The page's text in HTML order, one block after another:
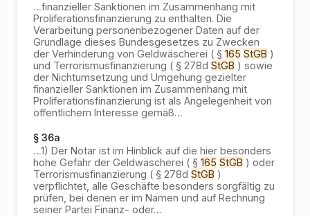
…finanzieller Sanktionen im Zusammenhang mit
Proliferationsfinanzierung zu enthalten. Die
Verarbeitung personenbezogener Daten auf der
Grundlage dieses Bundesgesetzes zu Zwecken
der Verhinderung von Geldwäscherei ( § 165 StGB )
und Terrorismusfinanzierung ( § 278d StGB ) sowie
der Nichtumsetzung und Umgehung gezielter
finanzieller Sanktionen im Zusammenhang mit
Proliferationsfinanzierung ist als Angelegenheit von
öffentlichem Interesse gemäß…
§ 36a
…1) Der Notar ist im Hinblick auf die hier besonders
hohe Gefahr der Geldwäscherei ( § 165 StGB ) oder
Terrorismusfinanzierung ( § 278d StGB )
verpflichtet, alle Geschäfte besonders sorgfältig zu
prüfen, bei denen er im Namen und auf Rechnung
seiner Partei Finanz- oder…